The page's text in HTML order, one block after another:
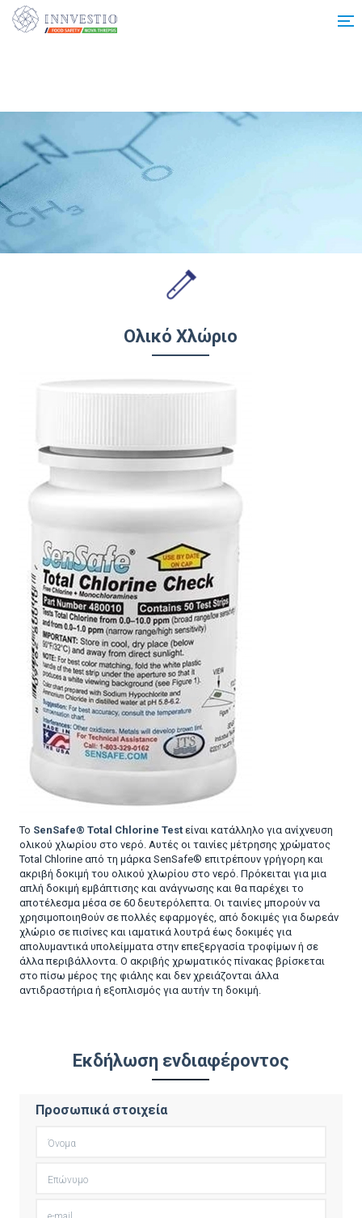
Additionally, paste this code immediately after the opening tag:
Ολικό Χλώριο
Το SenSafe® Total Chlorine Testείναι κατάλληλο για ανίχνευση
ολικού χλωρίου στο νερό. Αυτές οι ταινίες μέτρησης χρώματος
Total Chlorine από τη μάρκα SenSafe® επιτρέπουν γρήγορη και
ακριβή δοκιμή του ολικού χλωρίου στο νερό. Πρόκειται για μια
απλή δοκιμή εμβάπτισης και ανάγνωσης και θα παρέχει το
αποτέλεσμα μέσα σε 60 δευτερόλεπτα. Οι ταινίες μπορούν να
χρησιμοποιηθούν σε πολλές εφαρμογές, από δοκιμές για δωρεάν
χλώριο σε πισίνες και ιαματικά λουτρά έως δοκιμές για
απολυμαντικά υπολείμματα στην επεξεργασία τροφίμων ή σε
άλλα περιβάλλοντα. Ο ακριβής χρωματικός πίνακας βρίσκεται
στο πίσω μέρος της φιάλης και δεν χρειάζονται άλλα
αντιδραστήρια ή εξοπλισμός για αυτήν τη δοκιμή.
Εκδήλωση ενδιαφέροντος
Προσωπικά στοιχεία